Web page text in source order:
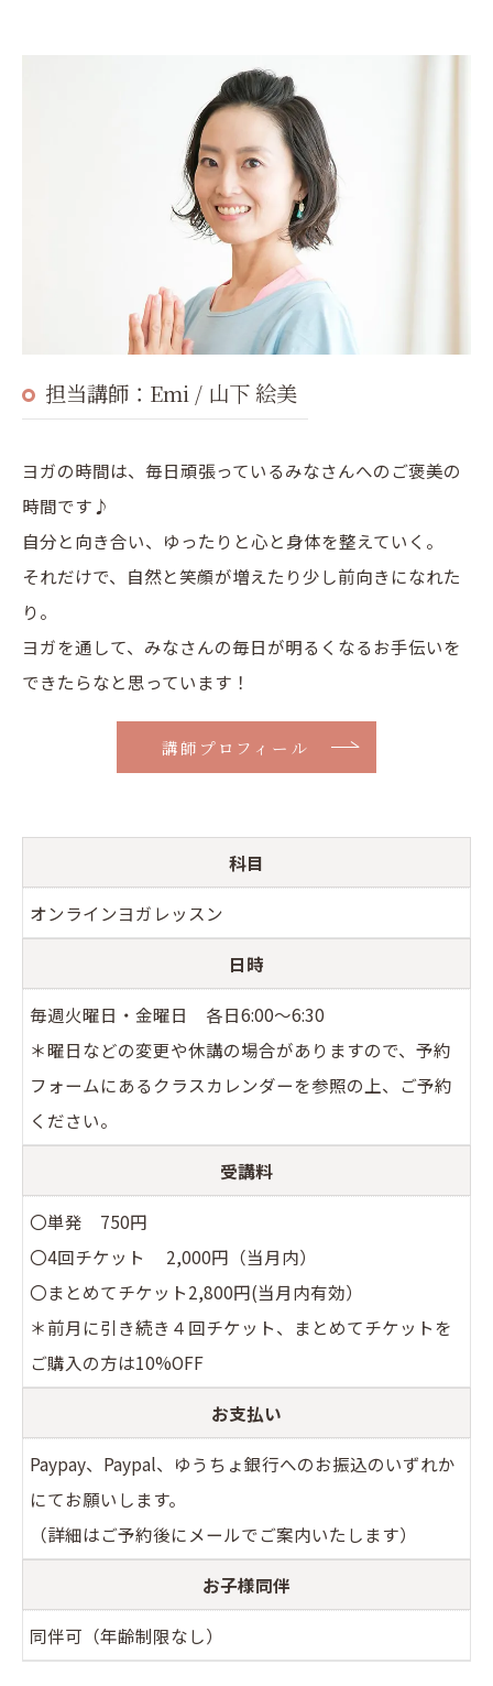
担当講師：Emi / 山下 絵美
ヨガの時間は、毎日頑張っているみなさんへのご褒美の
時間です♪
自分と向き合い、ゆったりと心と身体を整えていく。
それだけで、自然と笑顔が増えたり少し前向きになれた
り。
ヨガを通して、みなさんの毎日が明るくなるお手伝いを
できたらなと思っています！
講師プロフィール
科目
オンラインヨガレッスン
日時
毎週火曜日・金曜日 各日6:00〜6:30
＊曜日などの変更や休講の場合がありますので、予約
フォームにあるクラスカレンダーを参照の上、ご予約
ください。
受講料
〇単発 750円
〇4回チケット 2,000円（当月内）
〇まとめてチケット2,800円(当月内有効）
＊前月に引き続き４回チケット、まとめてチケットを
ご購入の方は10%OFF
お支払い
Paypay、Paypal、ゆうちょ銀行へのお振込のいずれか
にてお願いします。
（詳細はご予約後にメールでご案内いたします）
お子様同伴
同伴可（年齢制限なし）